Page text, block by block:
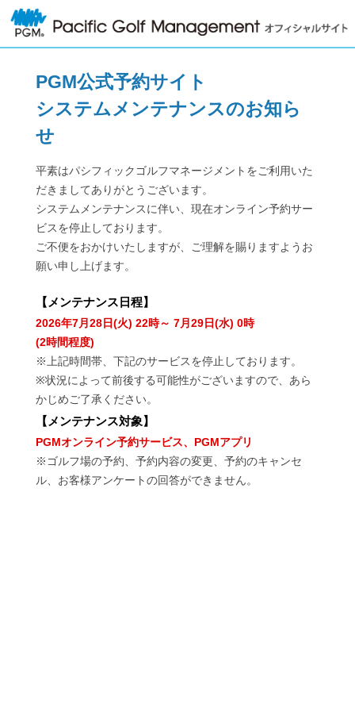
PGM公式予約サイト
システムメンテナンスのお知ら
せ
平素はパシフィックゴルフマネージメントをご利用いた
だきましてありがとうございます。
システムメンテナンスに伴い、現在オンライン予約サー
ビスを停止しております。
ご不便をおかけいたしますが、ご理解を賜りますようお
願い申し上げます。
【 メンテナンス日程】
2026年7月28日(火) 22時～ 7月29日(水) 0時
(2時間程度)
※上記時間帯、下記のサービスを停止しております。
※状況によって前後する可能性がございますので、あら
かじめご了承ください。
【メンテナンス対象】
PGMオンライン予約サービス、PGMアプリ
※ゴルフ場の予約、予約内容の変更、予約のキャンセ
ル、お客様アンケートの回答ができません。